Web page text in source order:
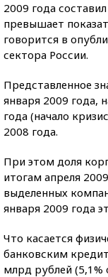
2009 года
превышает
говорится в
сектора России.
Представленное
января 2009 года,
года (начало
2008 года.
При этом доля
итогам апреля
выделенных
января 2009 года
Что касается
банковским
млрд рублей (5,1%